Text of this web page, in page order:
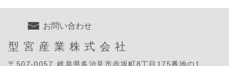
お問い合わせ
型 宮 産 業 株 式 会 社
〒507-0057 岐阜県多治見市赤坂町8丁目175番地の1